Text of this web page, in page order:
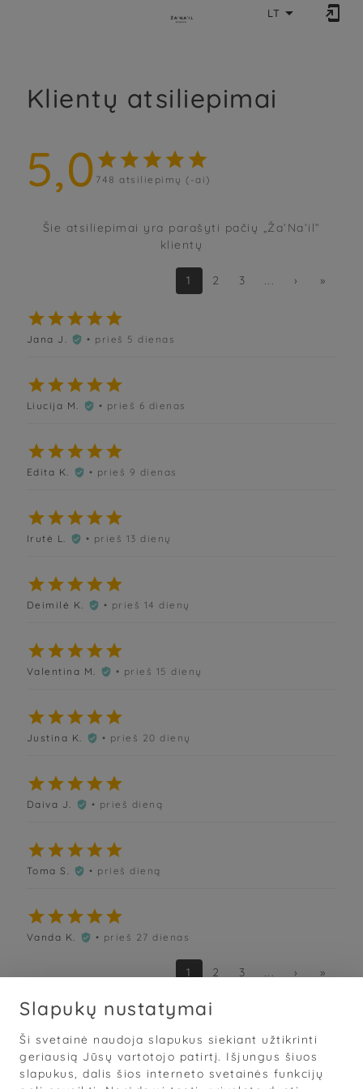
LT  
Klientų atsiliepimai
5,0     
748 atsiliepimų (-ai)
Šie atsiliepimai yra parašyti pačių „Ža’Na’il“
klientų
1 2 3 ... › »

Jana J.  • prieš 5 dienas

Liucija M.  • prieš 6 dienas

Edita K.  • prieš 9 dienas

Irutė L.  • prieš 13 dienų

Deimilė K.  • prieš 14 dienų

Valentina M.  • prieš 15 dienų

Justina K.  • prieš 20 dienų

Daiva J.  • prieš dieną

Toma S.  • prieš dieną

Vanda K.  • prieš 27 dienas
1 2 3 ... › »
Slapukų nustatymai
Ši svetainė naudoja slapukus siekiant užtikrinti
geriausią Jūsų vartotojo patirtį. Išjungus šiuos
slapukus, dalis šios interneto svetainės funkcijų
Sąlygos · Privatumas · Slapukai
© 2026 „Grožis Saviems“